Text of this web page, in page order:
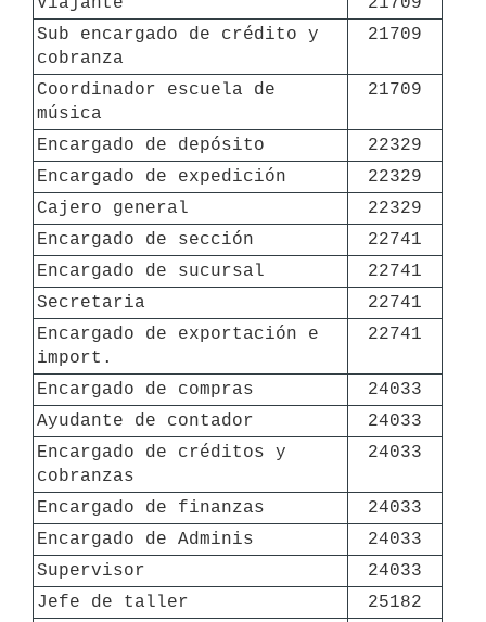
Sub encargado de crédito y
cobranza
21709
Coordinador escuela de
música
21709
Encargado de depósito
22329
Encargado de expedición
22329
Cajero general
22329
Encargado de sección
22741
Encargado de sucursal
22741
Secretaria
22741
Encargado de exportación e
import.
22741
Encargado de compras
24033
Ayudante de contador
24033
Encargado de créditos y
cobranzas
24033
Encargado de finanzas
24033
Encargado de Adminis
24033
Supervisor
24033
Jefe de taller
25182